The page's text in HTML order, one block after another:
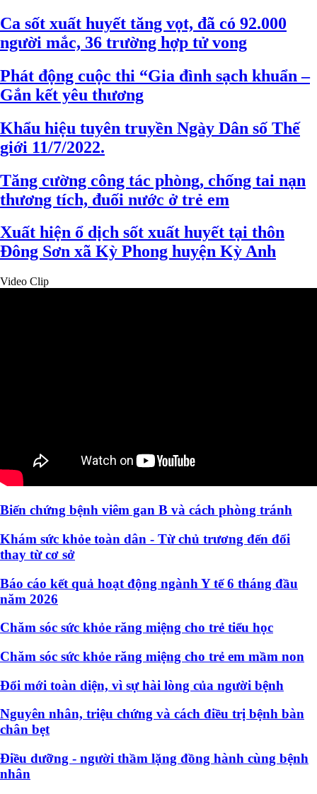
Ca sốt xuất huyết tăng vọt, đã có 92.000
người mắc, 36 trường hợp tử vong
Phát động cuộc thi “Gia đình sạch khuẩn –
Gắn kết yêu thương
Khẩu hiệu tuyên truyền Ngày Dân số Thế
giới 11/7/2022.
Tăng cường công tác phòng, chống tai nạn
thương tích, đuối nước ở trẻ em
Xuất hiện ổ dịch sốt xuất huyết tại thôn
Đông Sơn xã Kỳ Phong huyện Kỳ Anh
Video Clip
Biến chứng bệnh viêm gan B và cách phòng tránh
Khám sức khỏe toàn dân - Từ chủ trương đến đổi
thay từ cơ sở
Báo cáo kết quả hoạt động ngành Y tế 6 tháng đầu
năm 2026
Chăm sóc sức khỏe răng miệng cho trẻ tiểu học
Chăm sóc sức khỏe răng miệng cho trẻ em mầm non
Đổi mới toàn diện, vì sự hài lòng của người bệnh
Nguyên nhân, triệu chứng và cách điều trị bệnh bàn
chân bẹt
Điều dưỡng - người thầm lặng đồng hành cùng bệnh
nhân